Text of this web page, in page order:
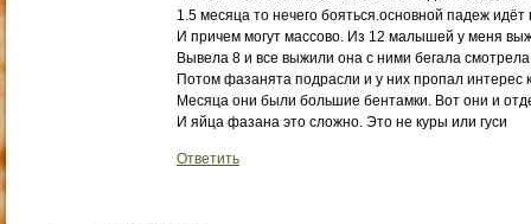
1.5 месяца то нечего бояться.основной падеж идёт
И причем могут массово. Из 12 малышей у меня
Вывела 8 и все выжили она с ними бегала
Потом фазанята подрасли и у них пропал интерес
Месяца они были большие бентамки. Вот они и
И яйца фазана это сложно. Это не куры или гуси
Ответить